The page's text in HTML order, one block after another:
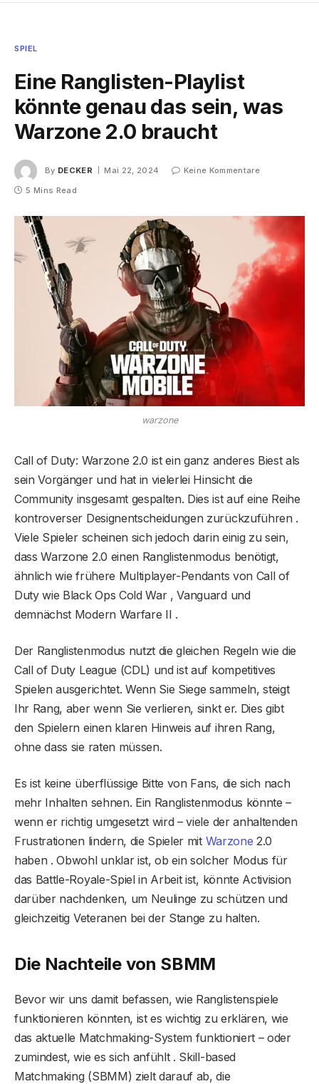
SPIEL
Eine Ranglisten-Playlist
könnte genau das sein, was
Warzone 2.0 braucht
By DECKER Mai 22, 2024
Keine Kommentare
5 Mins Read
warzone
Call of Duty: Warzone 2.0 ist ein ganz anderes Biest als
sein Vorgänger und hat in vielerlei Hinsicht die
Community insgesamt gespalten. Dies ist auf eine Reihe
kontroverser Designentscheidungen zurückzuführen .
Viele Spieler scheinen sich jedoch darin einig zu sein,
dass Warzone 2.0 einen Ranglistenmodus benötigt,
ähnlich wie frühere Multiplayer-Pendants von Call of
Duty wie Black Ops Cold War , Vanguard und
demnächst Modern Warfare II .
Der Ranglistenmodus nutzt die gleichen Regeln wie die
Call of Duty League (CDL) und ist auf kompetitives
Spielen ausgerichtet. Wenn Sie Siege sammeln, steigt
Ihr Rang, aber wenn Sie verlieren, sinkt er. Dies gibt
den Spielern einen klaren Hinweis auf ihren Rang,
ohne dass sie raten müssen.
Es ist keine überflüssige Bitte von Fans, die sich nach
mehr Inhalten sehnen. Ein Ranglistenmodus könnte –
wenn er richtig umgesetzt wird – viele der anhaltenden
Frustrationen lindern, die Spieler mit Warzone 2.0
haben . Obwohl unklar ist, ob ein solcher Modus für
das Battle-Royale-Spiel in Arbeit ist, könnte Activision
darüber nachdenken, um Neulinge zu schützen und
gleichzeitig Veteranen bei der Stange zu halten.
Die Nachteile von SBMM
Bevor wir uns damit befassen, wie Ranglistenspiele
funktionieren könnten, ist es wichtig zu erklären, wie
das aktuelle Matchmaking-System funktioniert – oder
zumindest, wie es sich anfühlt . Skill-based
Matchmaking (SBMM) zielt darauf ab, die